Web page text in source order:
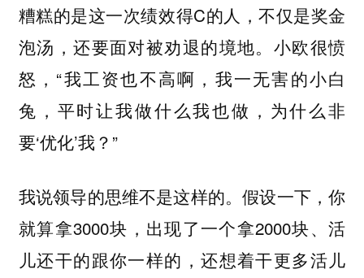
糟糕的是这一次绩效得C的人，不仅是奖金
泡汤，还要面对被劝退的境地。小欧很愤
怒，“我工资也不高啊，我一无害的小白
兔，平时让我做什么我也做，为什么非
要‘优化’我？”
我说领导的思维不是这样的。假设一下，你
就算拿3000块，出现了一个拿2000块、活
儿还干的跟你一样的，还想着干更多活儿